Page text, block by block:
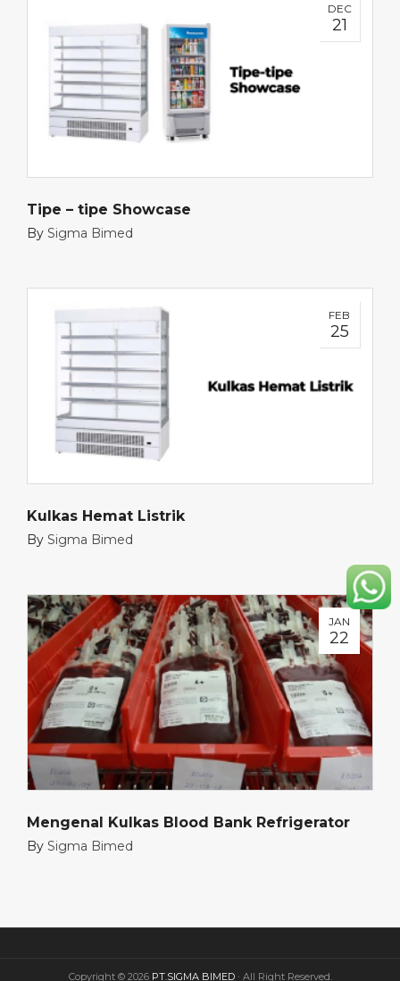
DEC
21
Tipe – tipe Showcase
By Sigma Bimed
FEB
25
Kulkas Hemat Listrik
By Sigma Bimed
JAN
22
Mengenal Kulkas Blood Bank Refrigerator
By Sigma Bimed
Copyright © 2026 PT.SIGMA BIMED· All Right Reserved.